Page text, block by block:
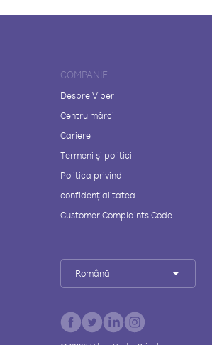
COMPANIE
Despre Viber
Centru mărci
Cariere
Termeni și politici
Politica privind
confidențialitatea
Customer Complaints Code
Română